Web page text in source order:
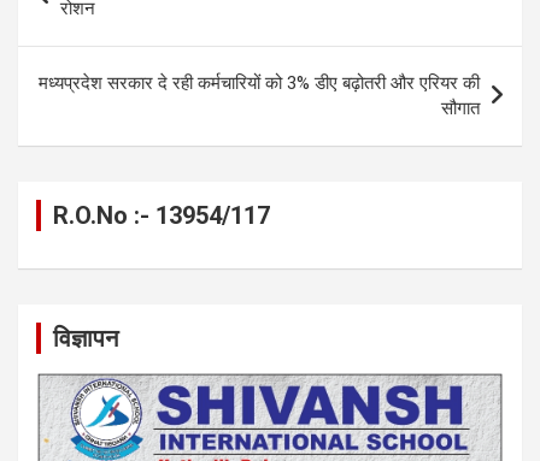
k
p
रोशन
मध्यप्रदेश सरकार दे रही कर्मचारियों को 3% डीए बढ़ोतरी और एरियर की
सौगात
R.O.No :- 13954/117
विज्ञापन